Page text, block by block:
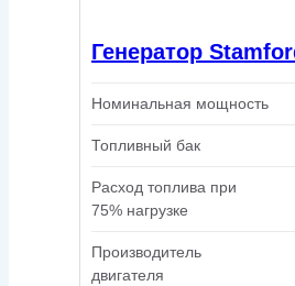
Генератор
Номинальная мощность
Топливный бак
Расход топлива при
75% нагрузке
Производитель
двигателя